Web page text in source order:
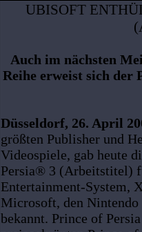
UBISOFT
Auch im nächsten
Reihe erweist sich der
Düsseldorf, 26. April
größten Publisher und
Videospiele, gab heute
Persia® 3 (Arbeitstitel)
Entertainment-System,
Microsoft, den Nintendo
bekannt. Prince of